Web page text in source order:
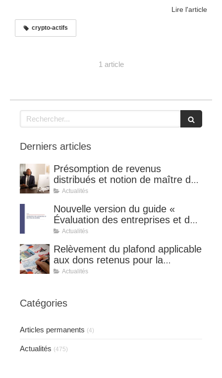
Lire l'article
crypto-actifs
1 article
Rechercher
Derniers articles
Présomption de revenus
distribués et notion de maître de
l'affaire (CE 8 juillet 2026, n°
Actualités
Nouvelle version du guide «
Évaluation des entreprises et des
titres de sociétés ».
Actualités
Relèvement du plafond applicable
aux dons retenus pour la
détermination de la réduction
Actualités
Catégories
Articles permanents (4)
Actualités (475)